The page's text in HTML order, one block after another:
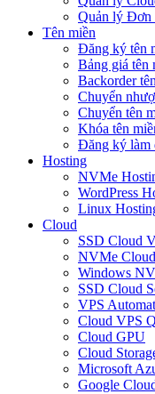
Quản lý Đơn
Tên miền
Đăng ký tên
Bảng giá tên
Backorder
Chuyển
Chuyển tên
Khóa tên
Đăng ký làm
Hosting
NVMe
WordPress
Linux
Cloud
SSD Cloud
NVMe
Windows
SSD Cloud
VPS
Cloud VPS
Cloud GPU
Cloud
Microsoft
Google